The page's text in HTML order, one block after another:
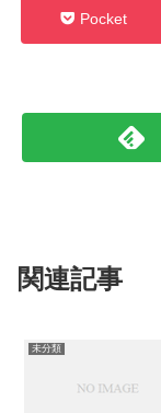
Pocket
関連記事
未分類